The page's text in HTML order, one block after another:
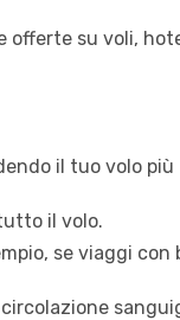
offerte su voli,
il tuo volo più
il volo.
se viaggi con